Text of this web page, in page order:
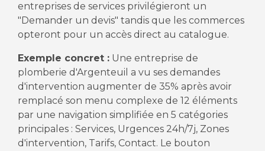
entreprises de services privilégieront un
"Demander un devis" tandis que les commerces
opteront pour un accès direct au catalogue.
Exemple concret :Une entreprise de
plomberie d'Argenteuil a vu ses demandes
d'intervention augmenter de 35% après avoir
remplacé son menu complexe de 12 éléments
par une navigation simplifiée en 5 catégories
principales : Services, Urgences 24h/7j, Zones
d'intervention, Tarifs, Contact. Le bouton